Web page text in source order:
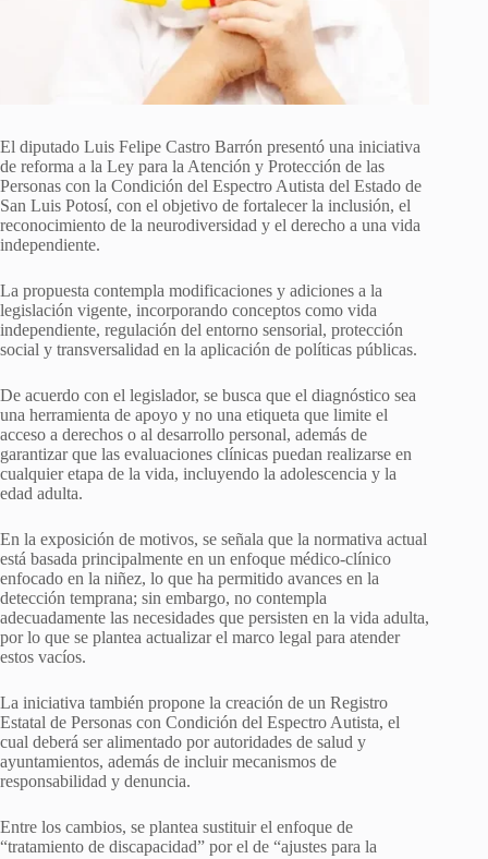
El diputado Luis Felipe Castro Barrón presentó una iniciativa
de reforma a la Ley para la Atención y Protección de las
Personas con la Condición del Espectro Autista del Estado de
San Luis Potosí, con el objetivo de fortalecer la inclusión, el
reconocimiento de la neurodiversidad y el derecho a una vida
independiente.
La propuesta contempla modificaciones y adiciones a la
legislación vigente, incorporando conceptos como vida
independiente, regulación del entorno sensorial, protección
social y transversalidad en la aplicación de políticas públicas.
De acuerdo con el legislador, se busca que el diagnóstico sea
una herramienta de apoyo y no una etiqueta que limite el
acceso a derechos o al desarrollo personal, además de
garantizar que las evaluaciones clínicas puedan realizarse en
cualquier etapa de la vida, incluyendo la adolescencia y la
edad adulta.
En la exposición de motivos, se señala que la normativa actual
está basada principalmente en un enfoque médico-clínico
enfocado en la niñez, lo que ha permitido avances en la
detección temprana; sin embargo, no contempla
adecuadamente las necesidades que persisten en la vida adulta,
por lo que se plantea actualizar el marco legal para atender
estos vacíos.
La iniciativa también propone la creación de un Registro
Estatal de Personas con Condición del Espectro Autista, el
cual deberá ser alimentado por autoridades de salud y
ayuntamientos, además de incluir mecanismos de
responsabilidad y denuncia.
Entre los cambios, se plantea sustituir el enfoque de
“tratamiento de discapacidad” por el de “ajustes para la